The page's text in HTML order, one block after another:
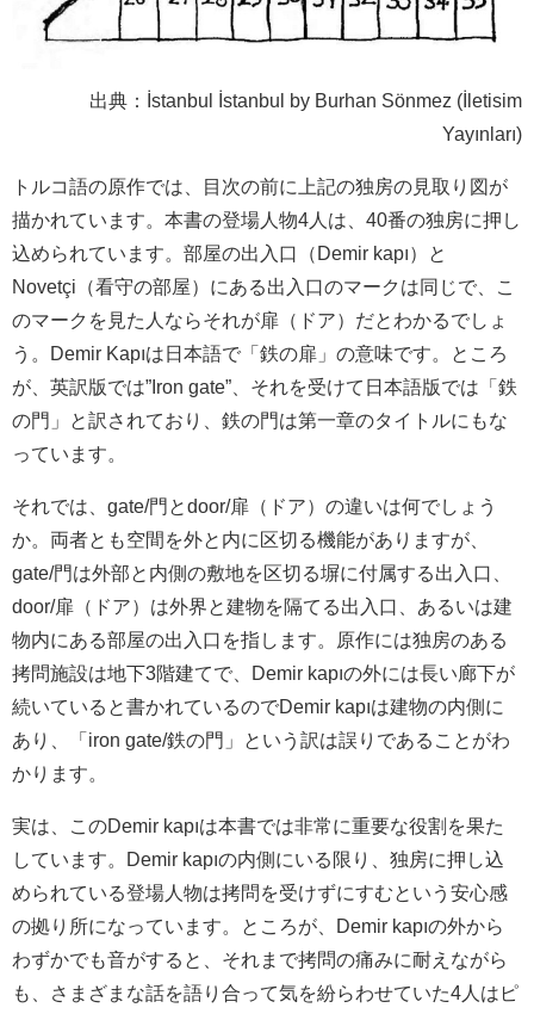
出典：İstanbul İstanbul by Burhan Sönmez (İletisim
Yayınları)
トルコ語の原作では、目次の前に上記の独房の見取り図が
描かれています。本書の登場人物4人は、40番の独房に押し
込められています。部屋の出入口（Demir kapı）と
Novetçi（看守の部屋）にある出入口のマークは同じで、こ
のマークを見た人ならそれが扉（ドア）だとわかるでしょ
う。Demir Kapıは日本語で「鉄の扉」の意味です。ところ
が、英訳版では”Iron gate”、それを受けて日本語版では「鉄
の門」と訳されており、鉄の門は第一章のタイトルにもな
っています。
それでは、gate/門とdoor/扉（ドア）の違いは何でしょう
か。両者とも空間を外と内に区切る機能がありますが、
gate/門は外部と内側の敷地を区切る塀に付属する出入口、
door/扉（ドア）は外界と建物を隔てる出入口、あるいは建
物内にある部屋の出入口を指します。原作には独房のある
拷問施設は地下3階建てで、Demir kapıの外には長い廊下が
続いていると書かれているのでDemir kapıは建物の内側に
あり、「iron gate/鉄の門」という訳は誤りであることがわ
かります。
実は、このDemir kapıは本書では非常に重要な役割を果た
しています。Demir kapıの内側にいる限り、独房に押し込
められている登場人物は拷問を受けずにすむという安心感
の拠り所になっています。ところが、Demir kapıの外から
わずかでも音がすると、それまで拷問の痛みに耐えながら
も、さまざまな話を語り合って気を紛らわせていた4人はピ